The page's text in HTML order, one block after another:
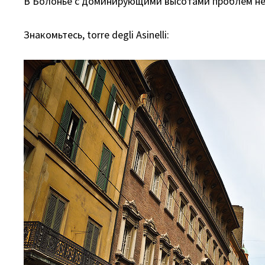
Знакомьтесь, torre degli Asinelli: